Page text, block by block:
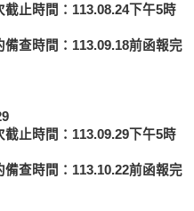
止時間：113.08.24下午5時
查時間：113.09.18前函報完
止時間：113.09.29下午5時
查時間：113.10.22前函報完